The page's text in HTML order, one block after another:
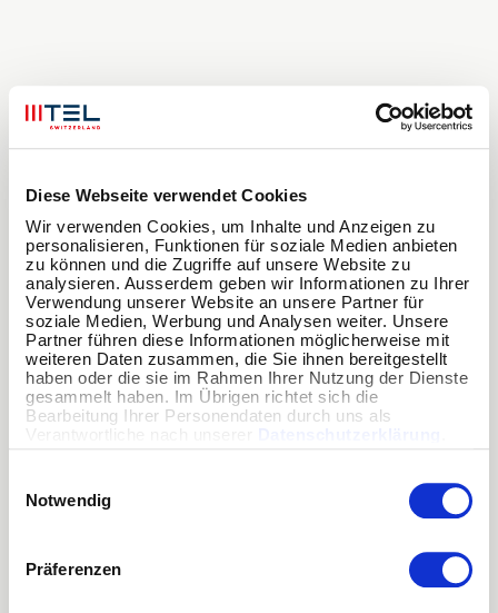
Diese Webseite verwendet Cookies
Wir verwenden Cookies, um Inhalte und Anzeigen zu
personalisieren, Funktionen für soziale Medien anbieten
zu können und die Zugriffe auf unsere Website zu
analysieren. Ausserdem geben wir Informationen zu Ihrer
Verwendung unserer Website an unsere Partner für
soziale Medien, Werbung und Analysen weiter. Unsere
Partner führen diese Informationen möglicherweise mit
weiteren Daten zusammen, die Sie ihnen bereitgestellt
haben oder die sie im Rahmen Ihrer Nutzung der Dienste
gesammelt haben. Im Übrigen richtet sich die
Bearbeitung Ihrer Personendaten durch uns als
Notwendig
Präferenzen
-side exception has occurred while
loadingmtel.ch for more information).